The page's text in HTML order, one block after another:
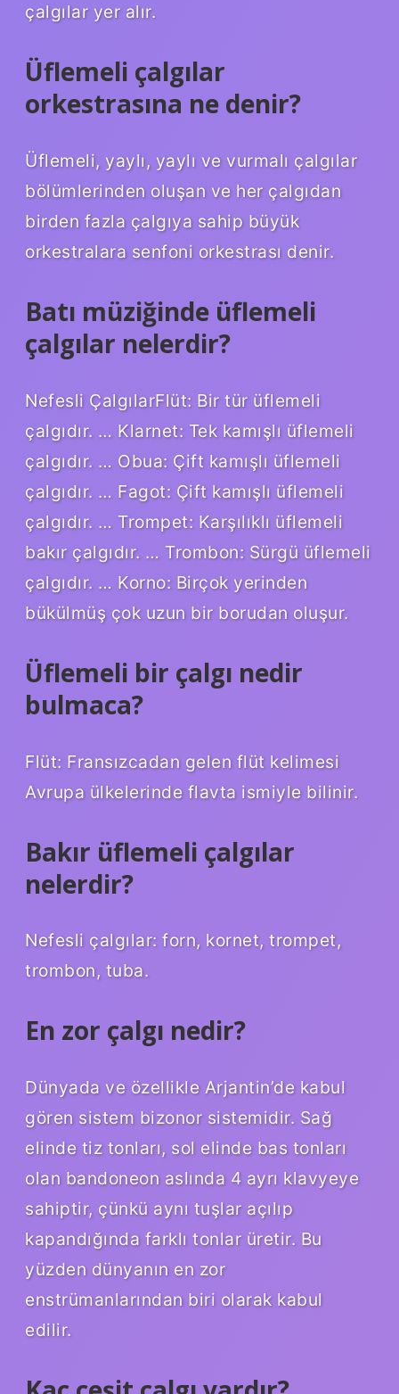
çalgılar yer alır.
Üflemeli çalgılar
orkestrasına ne denir?
Üflemeli, yaylı, yaylı ve vurmalı çalgılar
bölümlerinden oluşan ve her çalgıdan
birden fazla çalgıya sahip büyük
orkestralara senfoni orkestrası denir.
Batı müziğinde üflemeli
çalgılar nelerdir?
Nefesli ÇalgılarFlüt: Bir tür üflemeli
çalgıdır. … Klarnet: Tek kamışlı üflemeli
çalgıdır. … Obua: Çift kamışlı üflemeli
çalgıdır. … Fagot: Çift kamışlı üflemeli
çalgıdır. … Trompet: Karşılıklı üflemeli
bakır çalgıdır. … Trombon: Sürgü üflemeli
çalgıdır. … Korno: Birçok yerinden
bükülmüş çok uzun bir borudan oluşur.
Üflemeli bir çalgı nedir
bulmaca?
Flüt: Fransızcadan gelen flüt kelimesi
Avrupa ülkelerinde flavta ismiyle bilinir.
Bakır üflemeli çalgılar
nelerdir?
Nefesli çalgılar: forn, kornet, trompet,
trombon, tuba.
En zor çalgı nedir?
Dünyada ve özellikle Arjantin’de kabul
gören sistem bizonor sistemidir. Sağ
elinde tiz tonları, sol elinde bas tonları
olan bandoneon aslında 4 ayrı klavyeye
sahiptir, çünkü aynı tuşlar açılıp
kapandığında farklı tonlar üretir. Bu
yüzden dünyanın en zor
enstrümanlarından biri olarak kabul
edilir.